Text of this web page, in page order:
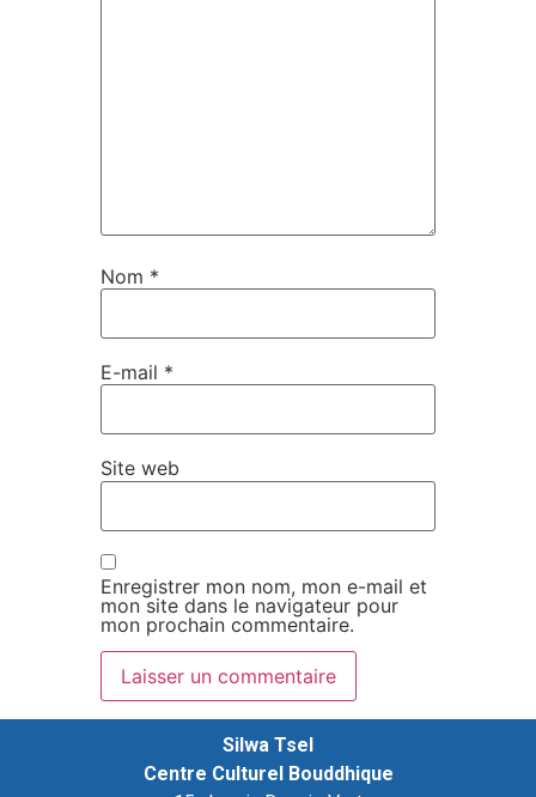
Nom *
E-mail *
Site web
Enregistrer mon nom, mon e-mail et
mon site dans le navigateur pour
mon prochain commentaire.
Silwa Tsel
Centre Culturel Bouddhique